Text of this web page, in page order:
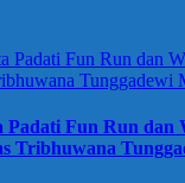
Padati Fun Run dan
Tribhuwana